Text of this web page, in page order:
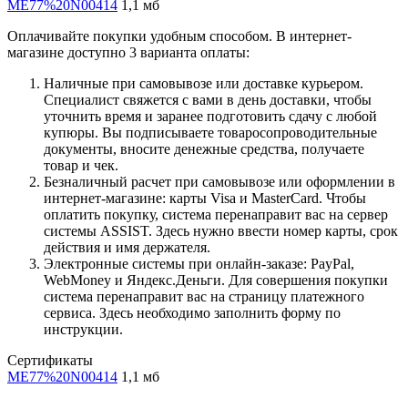
ME77%20N00414 1,1 мб
Оплачивайте покупки удобным способом. В интернет-
магазине доступно 3 варианта оплаты:
Наличные при самовывозе или доставке курьером.
Специалист свяжется с вами в день доставки, чтобы
уточнить время и заранее подготовить сдачу с любой
купюры. Вы подписываете товаросопроводительные
документы, вносите денежные средства, получаете
товар и чек.
Безналичный расчет при самовывозе или оформлении в
интернет-магазине: карты Visa и MasterCard. Чтобы
оплатить покупку, система перенаправит вас на сервер
системы ASSIST. Здесь нужно ввести номер карты, срок
действия и имя держателя.
Электронные системы при онлайн-заказе: PayPal,
WebMoney и Яндекс.Деньги. Для совершения покупки
система перенаправит вас на страницу платежного
сервиса. Здесь необходимо заполнить форму по
инструкции.
Сертификаты
ME77%20N00414 1,1 мб